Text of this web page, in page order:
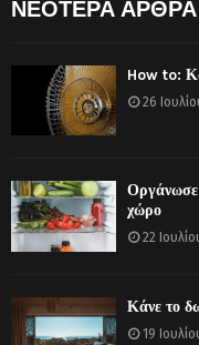
ΝΕΟΤΕΡΑ ΑΡΘΡΑ
How to:
26
Οργάνωσε
χώρο
22
Κάνε το
19